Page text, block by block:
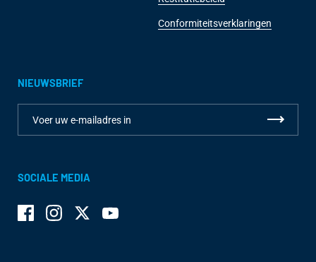
Conformiteitsverklaringen
NIEUWSBRIEF
SOCIALE MEDIA
FacebookInstagramTwitterYouTube